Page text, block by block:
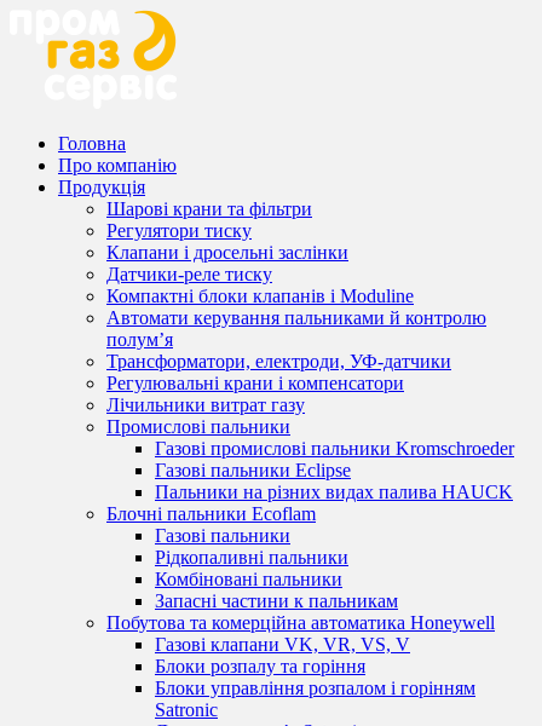
Головна
Про компанію
Продукція
Шарові крани та фільтри
Регулятори тиску
Клапани і дросельні заслінки
Датчики-реле тиску
Компактні блоки клапанів і Moduline
Автомати керування пальниками й контролю
полум’я
Трансформатори, електроди, УФ-датчики
Регулювальні крани і компенсатори
Лічильники витрат газу
Промислові пальники
Газові промислові пальники Kromschroeder
Газові пальники Eclipse
Пальники на різних видах палива HAUCK
Блочні пальники Ecoflam
Газові пальники
Рідкопаливні пальники
Комбіновані пальники
Запасні частини к пальникам
Побутова та комерційна автоматика Honeywell
Газові клапани VK, VR, VS, V
Блоки розпалу та горіння
Блоки управління розпалом і горінням
Satronic